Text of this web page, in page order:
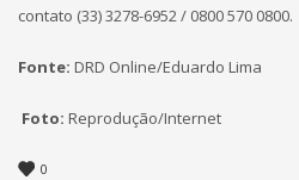
contato (33) 3278-6952 / 0800 570 0800.
Fonte: DRD Online/Eduardo Lima
Foto: Reprodução/Internet
0